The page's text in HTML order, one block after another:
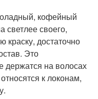
кофейный
светлее своего,
краску, достаточно
Это
держатся на волосах
к локонам,